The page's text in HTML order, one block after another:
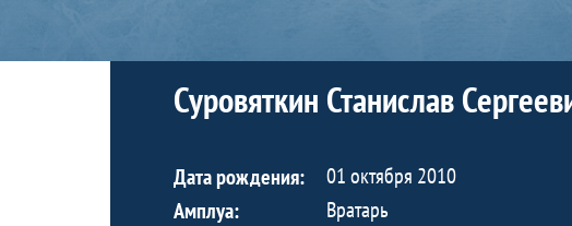
Суровяткин Станислав
Дата рождения:
01 октября 2010
Амплуа:
Вратарь